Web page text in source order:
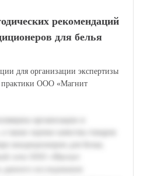
рекомендаций
для белья
для организации экспертизы
практики ООО «Магнит